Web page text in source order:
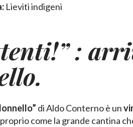
Lieviti indigeni
:
di Aldo Conterno è un
come la grande cantina